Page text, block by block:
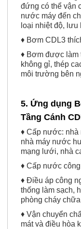
đứng có thể vận
nước máy đến
loại nhiệt độ,
♦ Bơm CDL3
♦ Bơm được làm
không gỉ, thép
môi trường bên
5. Ứng dụng
Tầng Cánh
♦ Cấp nước: nhà
nhà máy nước
mạng lưới, nhà
♦ Cấp nước
♦ Điều áp công
thống làm sạch,
phòng cháy
♦ Vận chuyển
mát và điều hòa